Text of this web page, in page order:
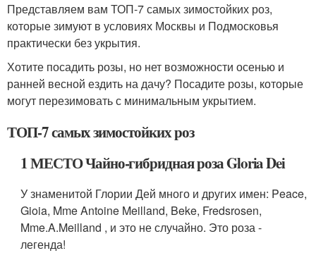
Представляем вам ТОП-7 самых зимостойких роз,
которые зимуют в условиях Москвы и Подмосковья
практически без укрытия.
Хотите посадить розы, но нет возможности осенью и
ранней весной ездить на дачу? Посадите розы, которые
могут перезимовать с минимальным укрытием.
ТОП-7 самых зимостойких роз
1 МЕСТО Чайно-гибридная роза Gloria Dei
У знаменитой Глории Дей много и других имен: Peace,
Gioia, Mme Antoine Meilland, Beke, Fredsrosen,
Mme.A.Meilland , и это не случайно. Это роза -
легенда!